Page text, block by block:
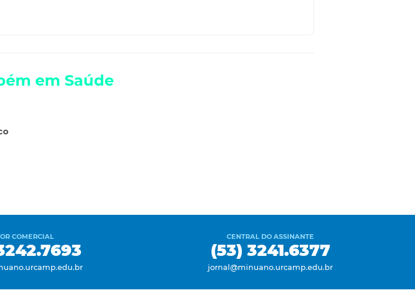
em Saúde
COMERCIAL CENTRAL DO ASSINANTE
(53) 3241.6377
jornal@minuano.urcamp.edu.br